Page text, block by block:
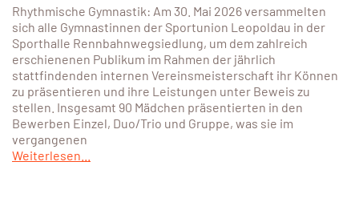
Rhythmische Gymnastik: Am 30. Mai 2026 versammelten
sich alle Gymnastinnen der Sportunion Leopoldau in der
Sporthalle Rennbahnwegsiedlung, um dem zahlreich
erschienenen Publikum im Rahmen der jährlich
stattfindenden internen Vereinsmeisterschaft ihr Können
zu präsentieren und ihre Leistungen unter Beweis zu
stellen. Insgesamt 90 Mädchen präsentierten in den
Bewerben Einzel, Duo/Trio und Gruppe, was sie im
vergangenen
Weiterlesen...